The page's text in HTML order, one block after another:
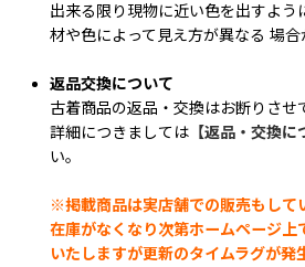
出来る限り現物に近い色を出すよう
材や色によって見え方が異なる 場合
返品交換について
古着商品の返品・交換はお断りさせ
詳細につきましては 【返品・交換に
い。
※掲載商品は実店舗での販売もして
在庫がなくなり次第ホームページ
いたしますが更新のタイムラグが発